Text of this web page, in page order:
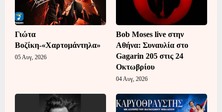
Γιώτα
Βοζίκη-«Χαρτομάντηλα»
05 Αυγ, 2026
Bob Moses live στην
Αθήνα: Συναυλία στο
Gagarin 205 στις 24
Οκτωβρίου
04 Αυγ, 2026